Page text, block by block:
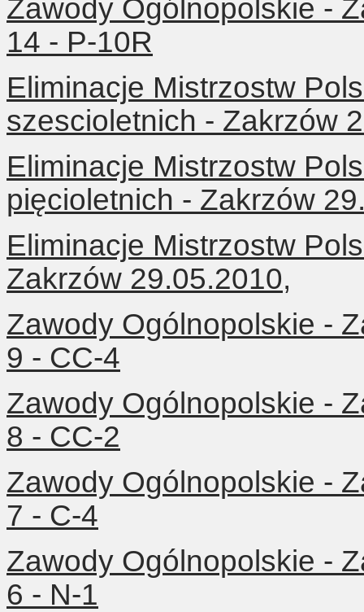
Zawody Ogólnopolskie -
14 - P-10R
Eliminacje Mistrzostw
szescioletnich - Zakrzów
Eliminacje Mistrzostw
pięcioletnich - Zakrzów
Eliminacje Mistrzostw
Zakrzów 29.05.2010,
Zawody Ogólnopolskie -
9 - CC-4
Zawody Ogólnopolskie -
8 - CC-2
Zawody Ogólnopolskie -
7 - C-4
Zawody Ogólnopolskie -
6 - N-1